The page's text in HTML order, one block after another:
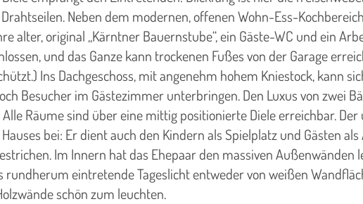
Neben dem modernen, offenen Wohn-Ess-
original „Kärntner Bauernstube“, ein Gäste-WC und ein
und das Ganze kann trockenen Fußes von der Garage
Ins Dachgeschoss, mit angenehm hohem Kniestock, kann
Besucher im Gästezimmer unterbringen. Den Luxus von zwei
Räume sind über eine mittig positionierte Diele erreichbar.
bei: Er dient auch den Kindern als Spielplatz und Gästen
Im Innern hat das Ehepaar den massiven
eintretende Tageslicht entweder von weißen
schön zum leuchten.